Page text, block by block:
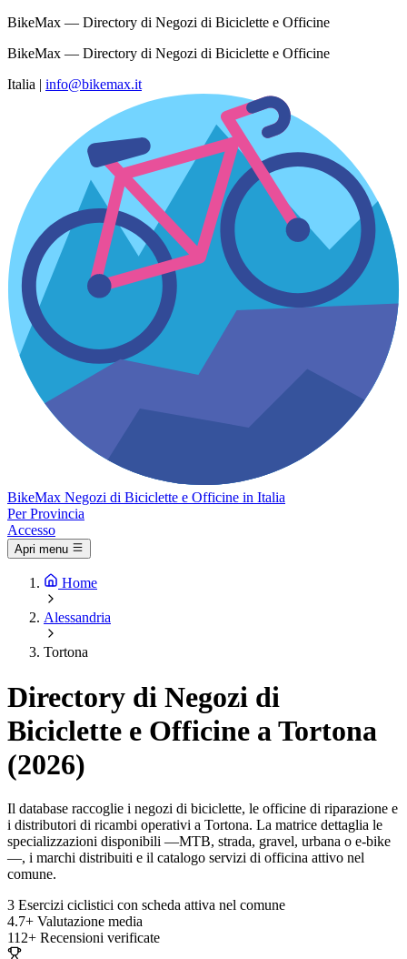
BikeMax — Directory di Negozi di Biciclette e Officine
BikeMax — Directory di Negozi di Biciclette e Officine
Italia | info@bikemax.it
BikeMax Negozi di Biciclette e Officine in Italia
Per Provincia
Accesso
Apri menu
Home
Alessandria
Tortona
Directory di Negozi di
Biciclette e Officine a Tortona
(2026)
Il database raccoglie i negozi di biciclette, le officine di riparazione e
i distributori di ricambi operativi a Tortona. La matrice dettaglia le
specializzazioni disponibili —MTB, strada, gravel, urbana o e-bike
—, i marchi distribuiti e il catalogo servizi di officina attivo nel
comune.
3 Esercizi ciclistici con scheda attiva nel comune
4.7+ Valutazione media
112+ Recensioni verificate